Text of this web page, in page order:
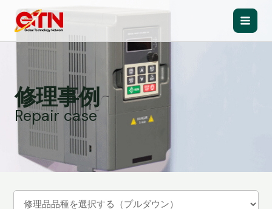
Main
修理事例
Repair case